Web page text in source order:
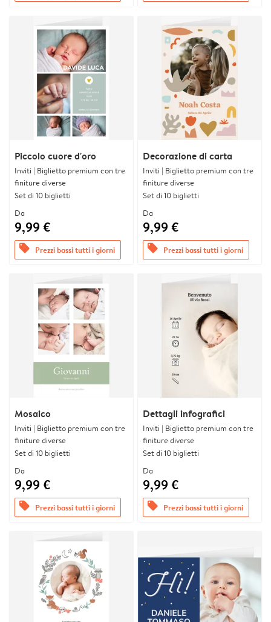
Piccolo cuore d'oro
Inviti | Biglietto premium con tre
finiture diverse
Set di 10 biglietti
Da
9,99 €
offers Prezzi bassi tutti i giorni
Decorazione di carta
Inviti | Biglietto premium con tre
finiture diverse
Set di 10 biglietti
Da
9,99 €
offers Prezzi bassi tutti i giorni
Mosaico
Inviti | Biglietto premium con tre
finiture diverse
Set di 10 biglietti
Da
9,99 €
offers Prezzi bassi tutti i giorni
Dettagli infografici
Inviti | Biglietto premium con tre
finiture diverse
Set di 10 biglietti
Da
9,99 €
offers Prezzi bassi tutti i giorni